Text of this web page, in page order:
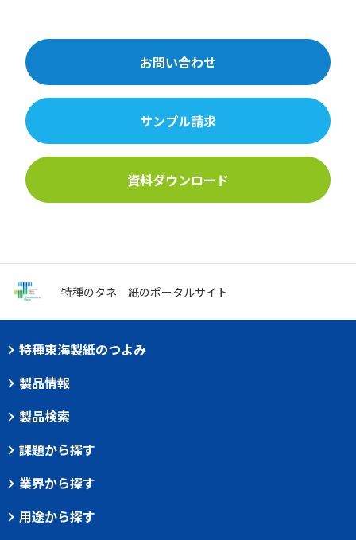
お問い合わせ
サンプル請求
資料ダウンロード
特種のタネ 紙のポータルサイト
特種東海製紙のつよみ
製品情報
製品検索
課題から探す
業界から探す
用途から探す